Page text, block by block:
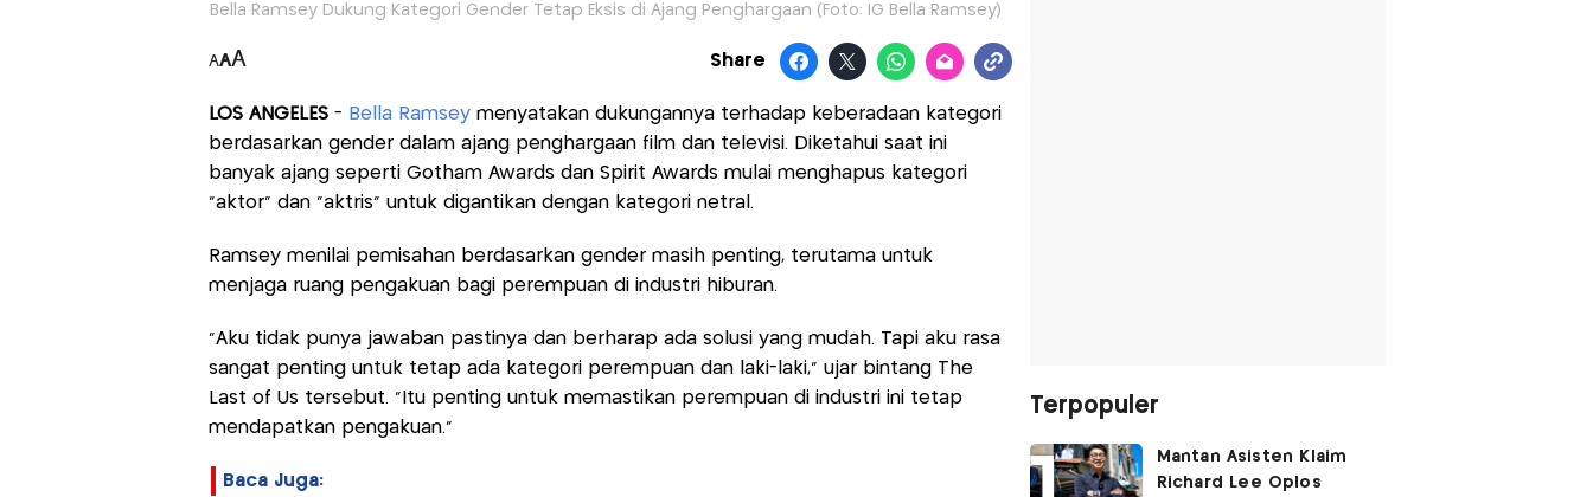
Bella Ramsey Dukung Kategori Gender Tetap Eksis di Ajang Penghargaan (Foto: IG Bella Ramsey)
AAA Share
LOS ANGELES - Bella Ramseymenyatakan dukungannya terhadap keberadaan kategori
berdasarkan gender dalam ajang penghargaan film dan televisi. Diketahui saat ini
banyak ajang seperti Gotham Awards dan Spirit Awards mulai menghapus kategori
“aktor” dan “aktris” untuk digantikan dengan kategori netral.
Ramsey menilai pemisahan berdasarkan gender masih penting, terutama untuk
menjaga ruang pengakuan bagi perempuan di industri hiburan.
“Aku tidak punya jawaban pastinya dan berharap ada solusi yang mudah. Tapi aku rasa
sangat penting untuk tetap ada kategori perempuan dan laki-laki,” ujar bintang The
Last of Us tersebut. “Itu penting untuk memastikan perempuan di industri ini tetap
mendapatkan pengakuan.”
Baca Juga:
Terpopuler
Mantan Asisten Klaim
Richard Lee Oplos